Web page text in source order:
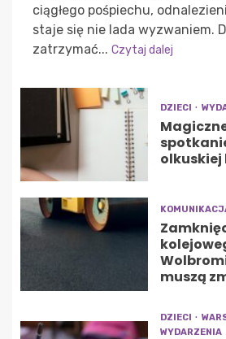
ciągłego pośpiechu,
staje się nie lada wyzwaniem.
zatrzymać... Czytaj dalej
DZIECI
muszą
DZIECI
WYDARZENIA